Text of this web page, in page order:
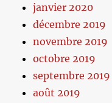
janvier 2020
décembre 2019
novembre 2019
octobre 2019
septembre 2019
août 2019